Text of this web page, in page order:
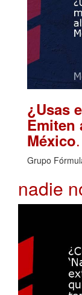
¿Usas
Emiten
México
Grupo
nadie